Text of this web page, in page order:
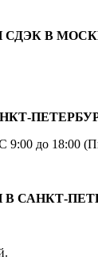
В
9:00 до 18:00
САНКТ-